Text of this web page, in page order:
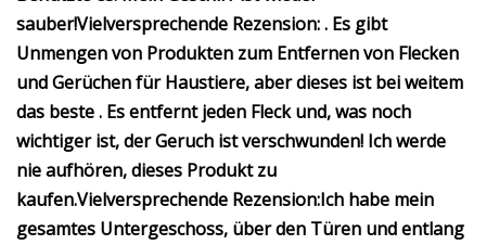
sauber!Vielversprechende Rezension:. Es gibt
Unmengen von Produkten zum Entfernen von Flecken
und Gerüchen für Haustiere, aber dieses ist bei weitem
das beste. Es entfernt jeden Fleck und, was noch
wichtiger ist, der Geruch ist verschwunden! Ich werde
nie aufhören, dieses Produkt zu
kaufen.Vielversprechende Rezension:Ich habe mein
gesamtes Untergeschoss, über den Türen und entlang